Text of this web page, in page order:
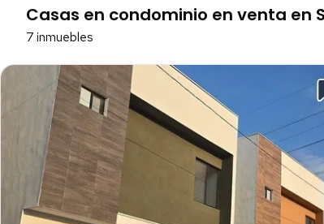
Casas en condominio en venta en
7 inmuebles